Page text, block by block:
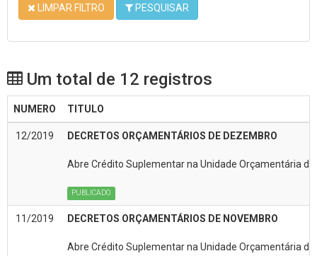
LIMPAR FILTRO PESQUISAR
Um total de 12 registros
NUMERO TITULO
12/2019 DECRETOS ORÇAMENTÁRIOS DE DEZEMBRO
Abre Crédito Suplementar na Unidade Orçamentária
PUBLICADO
11/2019 DECRETOS ORÇAMENTÁRIOS DE NOVEMBRO
Abre Crédito Suplementar na Unidade Orçamentária